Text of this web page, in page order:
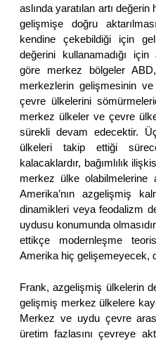
aslında yaratılan artı
gelişmişe doğru
kendine çekebildiği için
değerini kullanamadığı için
göre merkez bölgeler
merkezlerin gelişmesinin
çevre ülkelerini
merkez ülkeler ve çevre
sürekli devam edecektir.
ülkeleri takip ettiği
kalacaklardır, bağımlılık
merkez ülke olabilmelerine
Amerika’nın azgelişmiş
dinamikleri veya feodalizm
uydusu konumunda
ettikçe modernleşme
Amerika hiç gelişemeyecek,
Frank, azgelişmiş ülkelerin
gelişmiş merkez ülkelere
Merkez ve uydu çevre
üretim fazlasını çevreye